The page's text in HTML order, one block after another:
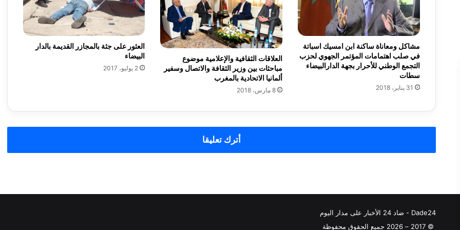
ئ
و
ا
ل
ح
ا
د
؟
ن
ع
ق
ا
د
ش
د
ة
ف
ي
مشاكل ومعاناة ساكنة ابن امسيك اسباتة
في صلب اهتمامات المؤتمر الجهوي لحزب
التجمع الوطني للأحرار بجهة الدارالبيضاء
سطات
31 يناير، 2018
العلاقات الثقافية والإعلامية موضوع
مباحثات بين وزير الثقافة والاتصال وسفير
ألمانيا الاتحادية بالمغرب
8 مارس، 2018
العثور على جثة بالمجازر القديمة بالدار
البيضاء
2 يوليو، 2017
أترك تعليقا
Dade24 - ضاد 24 الأخبار على مدار اليوم
© 2017 – 2026 جميع الحقوق محفوظة